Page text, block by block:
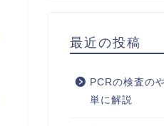
最近の投稿
PCRの検査の
単に解説